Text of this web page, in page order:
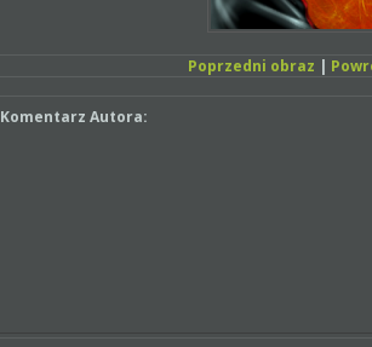
Poprzedni obraz |
Komentarz Autora: